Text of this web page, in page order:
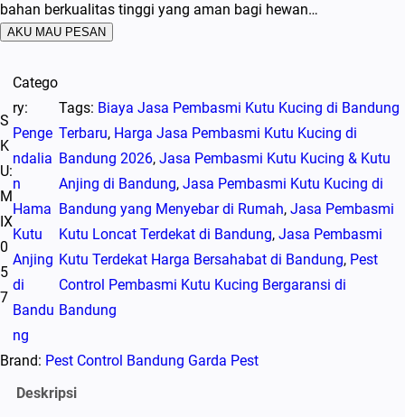
bahan berkualitas tinggi yang aman bagi hewan…
AKU MAU PESAN
S
K
U:
M
IX
0
5
7
Catego
ry:
Penge
ndalia
n
Hama
Kutu
Anjing
di
Bandu
ng
Tags: Biaya Jasa Pembasmi Kutu Kucing di Bandung
Terbaru, Harga Jasa Pembasmi Kutu Kucing di
Bandung 2026, Jasa Pembasmi Kutu Kucing & Kutu
Anjing di Bandung, Jasa Pembasmi Kutu Kucing di
Bandung yang Menyebar di Rumah, Jasa Pembasmi
Kutu Loncat Terdekat di Bandung, Jasa Pembasmi
Kutu Terdekat Harga Bersahabat di Bandung, Pest
Control Pembasmi Kutu Kucing Bergaransi di
Bandung
Brand: Pest Control Bandung Garda Pest
Deskripsi